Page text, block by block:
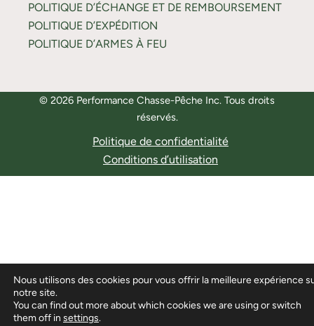
POLITIQUE D’ÉCHANGE ET DE REMBOURSEMENT
POLITIQUE D’EXPÉDITION
POLITIQUE D’ARMES À FEU
© 2026 Performance Chasse-Pêche Inc. Tous droits
réservés.
Politique de confidentialité
Conditions d’utilisation
Nous utilisons des cookies pour vous offrir la meilleure expérience
notre site.
You can find out more about which cookies we are using or switch
them off in settings.